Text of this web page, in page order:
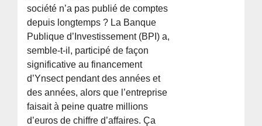
société n’a pas publié de comptes
depuis longtemps ? La Banque
Publique d’Investissement (BPI) a,
semble-t-il, participé de façon
significative au financement
d’Ynsect pendant des années et
des années, alors que l’entreprise
faisait à peine quatre millions
d’euros de chiffre d’affaires. Ça